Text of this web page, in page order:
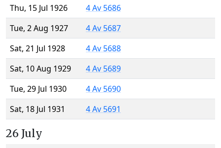
Thu, 15 Jul 1926
4 Av 5686
Tue, 2 Aug 1927
4 Av 5687
Sat, 21 Jul 1928
4 Av 5688
Sat, 10 Aug 1929
4 Av 5689
Tue, 29 Jul 1930
4 Av 5690
Sat, 18 Jul 1931
4 Av 5691
26 July